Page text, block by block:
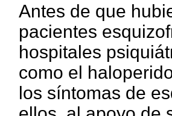
Antes de que
pacientes
hospitales
como el
los síntomas de